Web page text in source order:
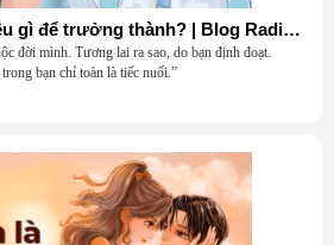
Bạn đã đánh đổi điều gì để trưởng thành? | Blog Radio 906
đời mình. Tương lai ra sao, do bạn định đoạt.
bạn chỉ toàn là tiếc nuối.”